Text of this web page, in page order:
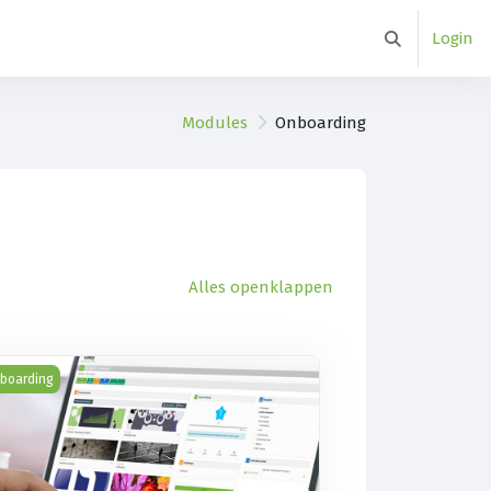
Schakel zoek
Login
Modules Onboarding
Alles openklappen
met Moodle (2017 demo)